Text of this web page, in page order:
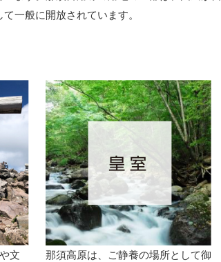
一般に開放されています。
文
那須高原は、ご静養の場所として御